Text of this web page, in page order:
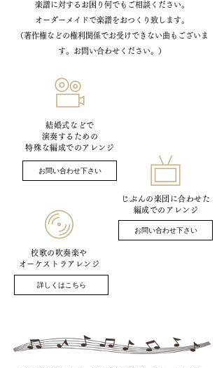
結婚式などで
演奏するための
特殊な編成でのアレンジ
お問い合わせ下さい
じぶんの楽団に合わせた
編成でのアレンジ
お問い合わせ下さい
校歌の吹奏楽や
オーケストラアレンジ
詳しくはこちら
楽譜に対するお困り何でもご相談ください。
オーダーメイドで楽譜をおつくり致します。
（著作権などの権利関係でお受けできない曲もございま
す。お問い合わせください。）